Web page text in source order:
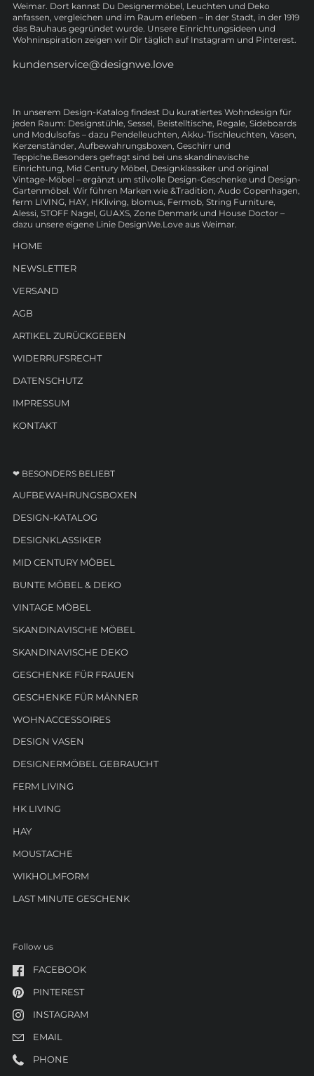
Weimar. Dort kannst Du Designermöbel, Leuchten und Deko
anfassen, vergleichen und im Raum erleben – in der Stadt, in der 1919
das Bauhaus gegründet wurde. Unsere Einrichtungsideen und
Wohninspiration zeigen wir Dir täglich auf Instagram und Pinterest.
kundenservice@designwe.love
In unserem Design-Katalog findest Du kuratiertes Wohndesign für
jeden Raum: Designstühle, Sessel, Beistelltische, Regale, Sideboards
und Modulsofas – dazu Pendelleuchten, Akku-Tischleuchten, Vasen,
Kerzenständer, Aufbewahrungsboxen, Geschirr und
Teppiche.Besonders gefragt sind bei uns skandinavische
Einrichtung, Mid Century Möbel, Designklassiker und original
Vintage-Möbel – ergänzt um stilvolle Design-Geschenke und Design-
Gartenmöbel. Wir führen Marken wie &Tradition, Audo Copenhagen,
ferm LIVING, HAY, HKliving, blomus, Fermob, String Furniture,
Alessi, STOFF Nagel, GUAXS, Zone Denmark und House Doctor –
dazu unsere eigene Linie DesignWe.Love aus Weimar.
HOME
NEWSLETTER
VERSAND
AGB
ARTIKEL ZURÜCKGEBEN
WIDERRUFSRECHT
DATENSCHUTZ
IMPRESSUM
KONTAKT
❤ BESONDERS BELIEBT
AUFBEWAHRUNGSBOXEN
DESIGN-KATALOG
DESIGNKLASSIKER
MID CENTURY MÖBEL
BUNTE MÖBEL & DEKO
VINTAGE MÖBEL
SKANDINAVISCHE MÖBEL
SKANDINAVISCHE DEKO
GESCHENKE FÜR FRAUEN
GESCHENKE FÜR MÄNNER
WOHNACCESSOIRES
DESIGN VASEN
DESIGNERMÖBEL GEBRAUCHT
FERM LIVING
HK LIVING
HAY
MOUSTACHE
WIKHOLMFORM
LAST MINUTE GESCHENK
Follow us
FACEBOOK
PINTEREST
INSTAGRAM
EMAIL
PHONE